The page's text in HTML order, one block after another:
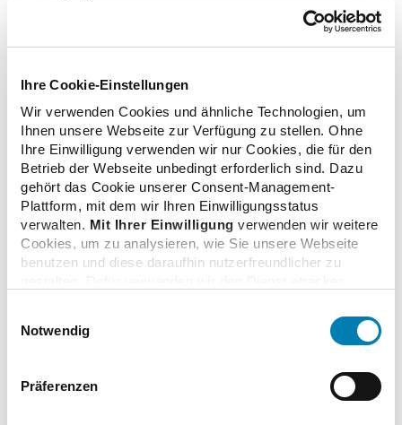
Ihre Cookie-Einstellungen
Wir verwenden Cookies und ähnliche Technologien, um
Ihnen unsere Webseite zur Verfügung zu stellen. Ohne
Ihre Einwilligung verwenden wir nur Cookies, die für den
Betrieb der Webseite unbedingt erforderlich sind. Dazu
gehört das Cookie unserer Consent-Management-
Plattform, mit dem wir Ihren Einwilligungsstatus
verwalten. Mit Ihrer Einwilligung verwenden wir weitere
Cookies, um zu analysieren, wie Sie unsere Webseite
benutzen und diese daraufhin nutzerfreundlicher zu
Adresse und Ihr Surfverhalten verarbeitet. Mit einem
Klick auf „Cookies zulassen“ stimmen Sie der
erforderlichen Cookies zu. Über die Schaltfläche „Nur
notwendige Cookies verwenden“ können Sie die nicht
Notwendig
Präferenzen
Bundesbürger zu variierenden Themen rund um die
Arzneimittelversorgung befragt. Die Befragung wird von
zurück zur Liste
Zusatzinformationen
Verwandte Nachrichten